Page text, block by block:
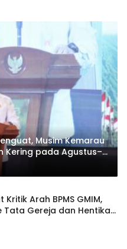
Musim Kemarau
Kering pada Agustus–
Arah BPMS GMIM,
Tata Gereja dan Hentikan